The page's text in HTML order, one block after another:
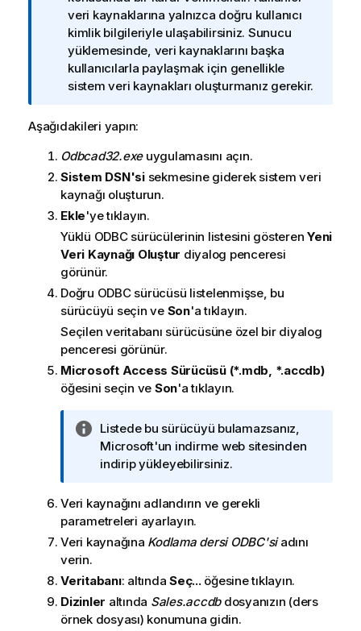
i
n
o
t
u
veri kaynaklarına yalnızca doğru kullanıcı
kimlik bilgileriyle ulaşabilirsiniz. Sunucu
yüklemesinde, veri kaynaklarını başka
kullanıcılarla paylaşmak için genellikle
sistem veri kaynakları oluşturmanız gerekir.
Aşağıdakileri yapın:
Odbcad32.exeuygulamasını açın.
Sistem DSN'sisekmesine giderek sistem veri
kaynağı oluşturun.
Ekle'ye tıklayın.
Yüklü ODBCsürücülerinin listesini gösteren Yeni
Veri Kaynağı Oluştur diyalog penceresi
görünür.
Doğru ODBCsürücüsü listelenmişse, bu
sürücüyü seçin ve Son'a tıklayın.
Seçilen veritabanı sürücüsüne özel bir diyalog
penceresi görünür.
Microsoft Access Sürücüsü (*.mdb, *.accdb)
öğesini seçin ve Son'a tıklayın.
B
i
l
i
n
t
Listede bu sürücüyü bulamazsanız,
Microsoft'un indirme web sitesinden
indirip yükleyebilirsiniz.
Veri kaynağını adlandırın ve gerekli
parametreleri ayarlayın.
Veri kaynağına Kodlama dersi ODBC'siadını
verin.
Veritabanı: altında Seç...öğesine tıklayın.
Dizinler altında Sales.accdbdosyanızın (ders
örnek dosyası) konumuna gidin.